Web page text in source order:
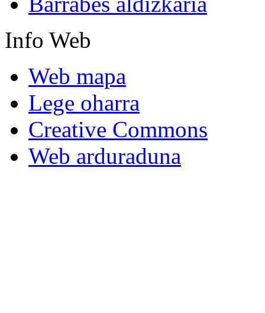
Info Web
Web mapa
Lege oharra
Creative Commons
Web arduraduna